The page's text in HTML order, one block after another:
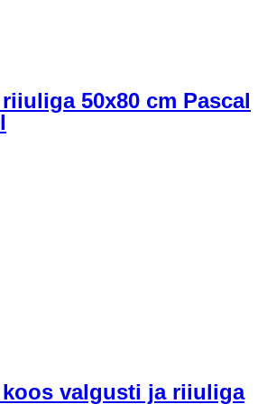
50x80 cm Pascal
koos valgusti ja riiuliga